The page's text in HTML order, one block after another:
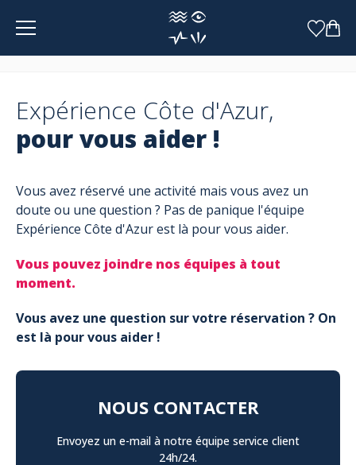
Panneau de gestion des cookies
Expérience Côte d'Azur,
pour vous aider !
Vous avez réservé une activité mais vous avez un
doute ou une question ? Pas de panique l'équipe
Expérience Côte d'Azur est là pour vous aider.
Vous pouvez joindre nos équipes à tout
moment.
Vous avez une question sur votre réservation ? On
est là pour vous aider !
NOUS CONTACTER
Envoyez un e-mail à notre équipe service client
24h/24.